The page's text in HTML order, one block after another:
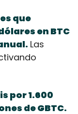
que
en BTC
Las
por 1.600